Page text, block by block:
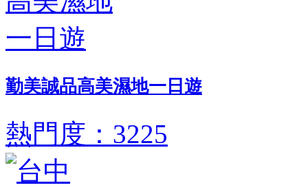
勤美誠品高美濕地一日遊
熱門度：3225